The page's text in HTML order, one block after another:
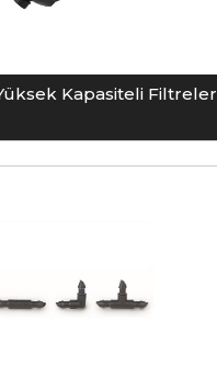
Kapasiteli Filtreler